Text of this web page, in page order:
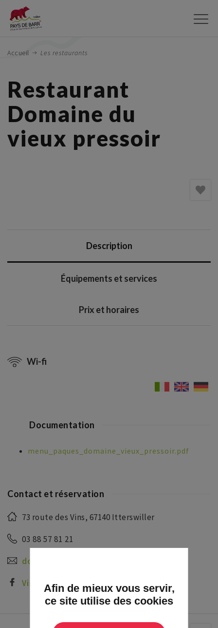
Accueil Les restaurants
Restaurant
Domaine du
vieux pressoir
Description
Équipements et services
Prix et horaires
Wi-fi
Documentation
menu_paques_domaine_vieux_pressoir.pdf
Contact et réservation
73 route des Vins, 67140 Itterswiller
03 88 57 81 21
domaineduvieuxpressoir@orange.fr
Visiter la page Facebook
Afin de mieux vous servir,
ce site utilise des cookies